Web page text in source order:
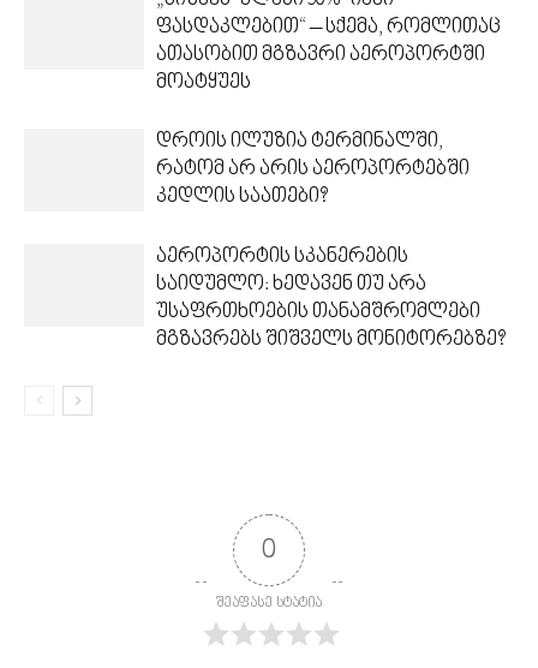
ფასდაკლებით“ – სქემა, რომლითაც
ათასობით მგზავრი აეროპორტში
მოატყუეს
დროის ილუზია ტერმინალში,
რატომ არ არის აეროპორტებში
კედლის საათები?
აეროპორტის სკანერების
საიდუმლო: ხედავენ თუ არა
უსაფრთხოების თანამშრომლები
მგზავრებს შიშველს მონიტორებზე?
0
შეაფასე სტატია